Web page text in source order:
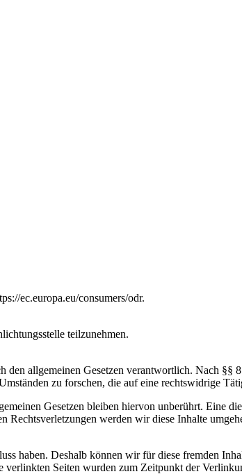
ec.europa.eu/consumers/odr.
teilzunehmen.
allgemeinen Gesetzen verantwortlich. Nach
zu forschen, die auf eine rechtswidrige
Gesetzen bleiben hiervon unberührt. Eine
werden wir diese Inhalte
haben. Deshalb können wir für diese fremden
Seiten wurden zum Zeitpunkt der